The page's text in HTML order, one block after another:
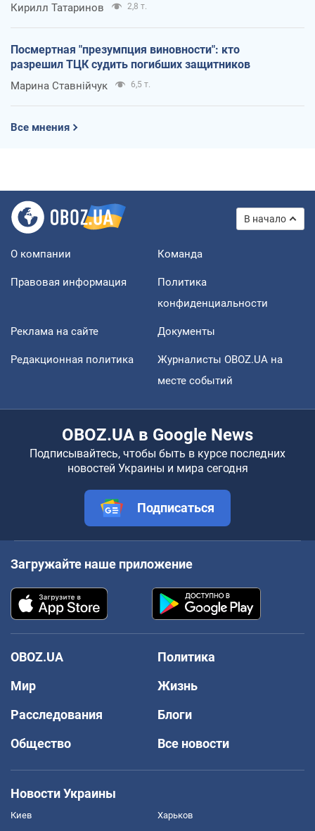
Кирилл Татаринов 2,8 т.
Посмертная "презумпция виновности": кто
разрешил ТЦК судить погибших защитников
Марина Ставнійчук 6,5 т.
Все мнения
В начало
О компании Команда
Правовая информация
Политика
конфиденциальности
Реклама на сайте Документы
Редакционная политика
Журналисты OBOZ.UA на
месте событий
OBOZ.UA в Google News
Подписывайтесь, чтобы быть в курсе последних
новостей Украины и мира сегодня
Подписаться
Загружайте наше приложение
OBOZ.UA
Политика
Мир
Жизнь
Расследования
Блоги
Общество
Все новости
Новости Украины
Киев Харьков